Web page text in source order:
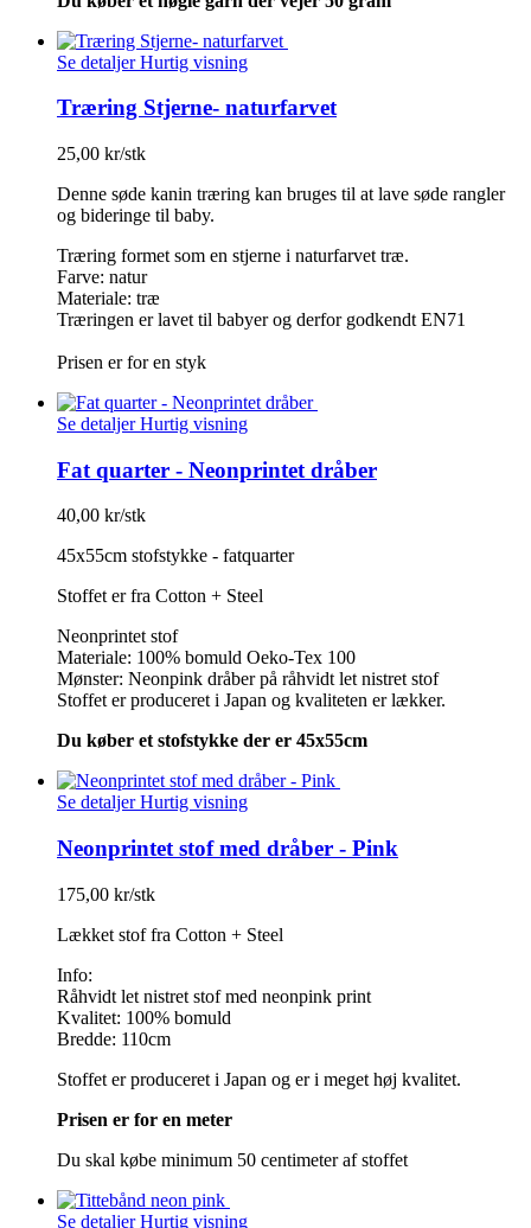
Se detaljerHurtig visning
Træring Stjerne- naturfarvet
25,00 kr/stk
Denne søde kanin træring kan bruges til at lave søde rangler
og bideringe til baby.
Træring formet som en stjerne i naturfarvet træ.
Farve: natur
Materiale: træ
Træringen er lavet til babyer og derfor godkendt EN71
Prisen er for en styk
Se detaljerHurtig visning
Fat quarter - Neonprintet dråber
40,00 kr/stk
45x55cm stofstykke - fatquarter
Stoffet er fra Cotton + Steel
Neonprintet stof
Materiale: 100% bomuld Oeko-Tex 100
Mønster: Neonpink dråber på råhvidt let nistret stof
Stoffet er produceret i Japan og kvaliteten er lækker.
Du køber et stofstykke der er 45x55cm
Se detaljerHurtig visning
Neonprintet stof med dråber - Pink
175,00 kr/stk
Lækket stof fra Cotton + Steel
Info:
Råhvidt let nistret stof med neonpink print
Kvalitet: 100% bomuld
Bredde: 110cm
Stoffet er produceret i Japan og er i meget høj kvalitet.
Prisen er for en meter
Du skal købe minimum 50 centimeter af stoffet
Se detaljerHurtig visning